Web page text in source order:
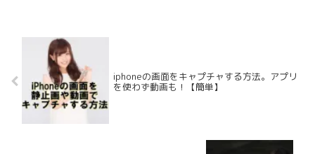
iphoneの画面をキャプチャする方法。アプリ
を使わず動画も！【簡単】